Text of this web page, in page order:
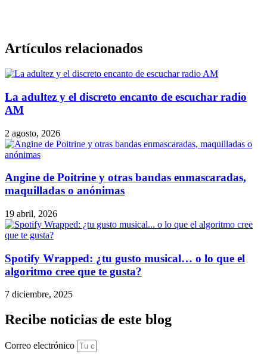
Artículos relacionados
La adultez y el discreto encanto de escuchar radio
AM
2 agosto, 2026
Angine de Poitrine y otras bandas enmascaradas,
maquilladas o anónimas
19 abril, 2026
Spotify Wrapped: ¿tu gusto musical… o lo que el
algoritmo cree que te gusta?
7 diciembre, 2025
Recibe noticias de este blog
Correo electrónico